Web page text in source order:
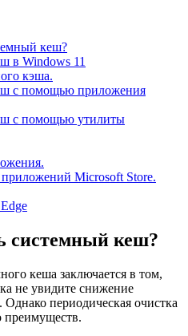
кеш?
в Windows 11
кэша.
с помощью приложения
с помощью утилиты
Microsoft Store.
системный кеш?
кеша заключается в том,
не увидите снижение
периодическая очистка
преимуществ.